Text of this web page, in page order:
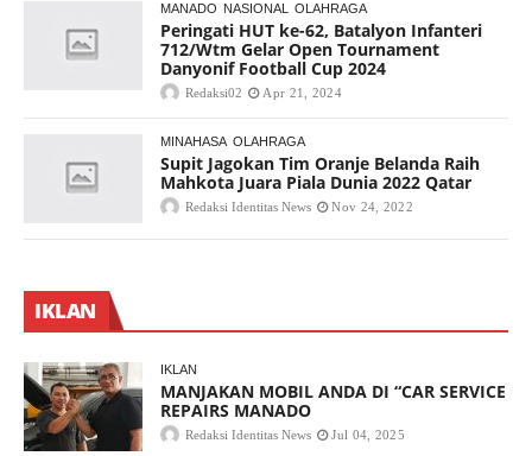
MANADO NASIONAL OLAHRAGA
Peringati HUT ke-62, Batalyon Infanteri
712/Wtm Gelar Open Tournament
Danyonif Football Cup 2024
Redaksi02 Apr 21, 2024
MINAHASA OLAHRAGA
Supit Jagokan Tim Oranje Belanda Raih
Mahkota Juara Piala Dunia 2022 Qatar
Redaksi Identitas News Nov 24, 2022
IKLAN
IKLAN
MANJAKAN MOBIL ANDA DI “CAR SERVICE
REPAIRS MANADO
Redaksi Identitas News Jul 04, 2025